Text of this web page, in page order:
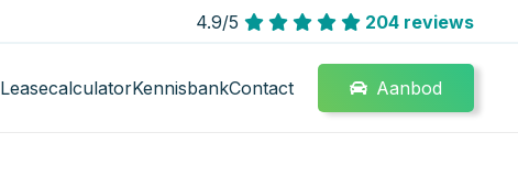
4.9/5 204 reviews
LeasecalculatorKennisbankContact Aanbod